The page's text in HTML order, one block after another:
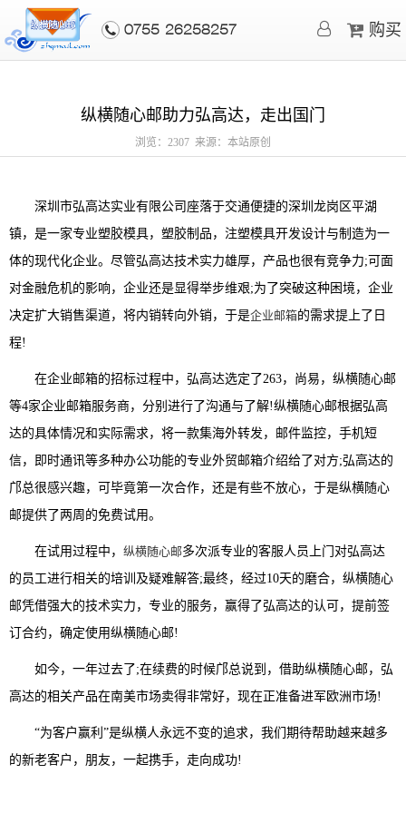
0755-26258257 购买
纵横随心邮助力弘高达，走出国门
浏览：2307 来源：本站原创
深圳市弘高达实业有限公司座落于交通便捷的深圳龙岗区平湖
镇，是一家专业塑胶模具，塑胶制品，注塑模具开发设计与制造为一
体的现代化企业。尽管弘高达技术实力雄厚，产品也很有竞争力;可面
对金融危机的影响，企业还是显得举步维艰;为了突破这种困境，企业
决定扩大销售渠道，将内销转向外销，于是企业邮箱的需求提上了日
程!
在企业邮箱的招标过程中，弘高达选定了263，尚易，纵横随心邮
等4家企业邮箱服务商，分别进行了沟通与了解!纵横随心邮根据弘高
达的具体情况和实际需求，将一款集海外转发，邮件监控，手机短
信，即时通讯等多种办公功能的专业外贸邮箱介绍给了对方;弘高达的
邝总很感兴趣，可毕竟第一次合作，还是有些不放心，于是纵横随心
邮提供了两周的免费试用。
在试用过程中， 纵横随心邮多次派专业的客服人员上门对弘高达
的员工进行相关的培训及疑难解答;最终，经过10天的磨合，纵横随心
邮凭借强大的技术实力，专业的服务，赢得了弘高达的认可，提前签
订合约，确定使用纵横随心邮!
如今，一年过去了;在续费的时候邝总说到，借助纵横随心邮，弘
高达的相关产品在南美市场卖得非常好，现在正准备进军欧洲市场!
“为客户赢利”是纵横人永远不变的追求，我们期待帮助越来越多
的新老客户，朋友，一起携手，走向成功!